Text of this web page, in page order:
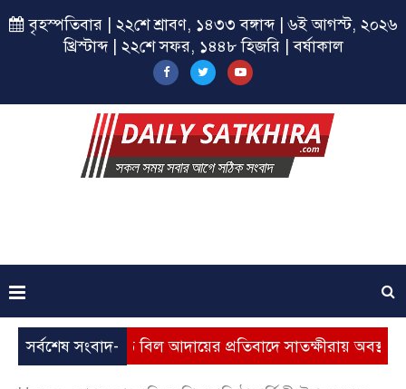
বৃহস্পতিবার | ২২শে শ্রাবণ, ১৪৩৩ বঙ্গাব্দ | ৬ই আগস্ট, ২০২৬
খ্রিস্টাব্দ | ২২শে সফর, ১৪৪৮ হিজরি | বর্ষাকাল
সর্বশেষ সংবাদ-
ভূতুড়ে বিল আদায়ের প্রতিবাদে সাতক্ষীরায় অবস্থান কর্মসূচি